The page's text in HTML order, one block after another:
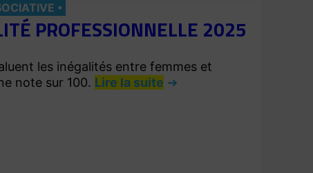
PROFESSIONNELLE 2025
les inégalités entre femmes et
note sur 100. Lire la suite